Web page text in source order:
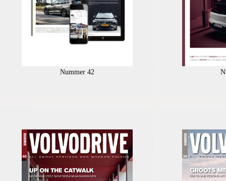
Nummer 42